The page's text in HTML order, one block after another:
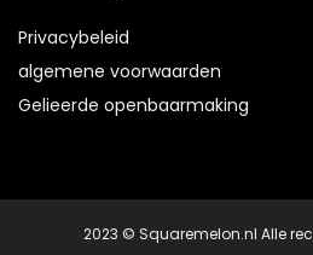
Privacybeleid
algemene voorwaarden
Gelieerde openbaarmaking
2023 © Squaremelon.nl Alle